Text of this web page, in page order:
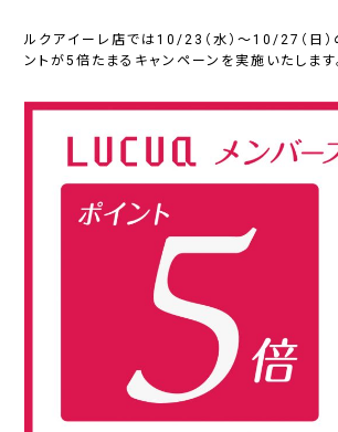
ルクアイーレ店では10/23（水）～10/27（日
ントが5倍たまるキャンペーンを実施いたします